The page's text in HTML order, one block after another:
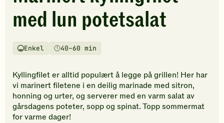
foreløpig
ingen
vurderinger.
den
til
å
vurdere
denne
oppskriften.
med lun potetsalat
Vanskelighetsgrad
Enkel
Tilberedningstid40–60 min
Kyllingfilet er alltid populært å legge på grillen! Her har
vi marinert filetene i en deilig marinade med sitron,
honning og urter, og serverer med en varm salat av
gårsdagens poteter, sopp og spinat. Topp sommermat
for varme dager!